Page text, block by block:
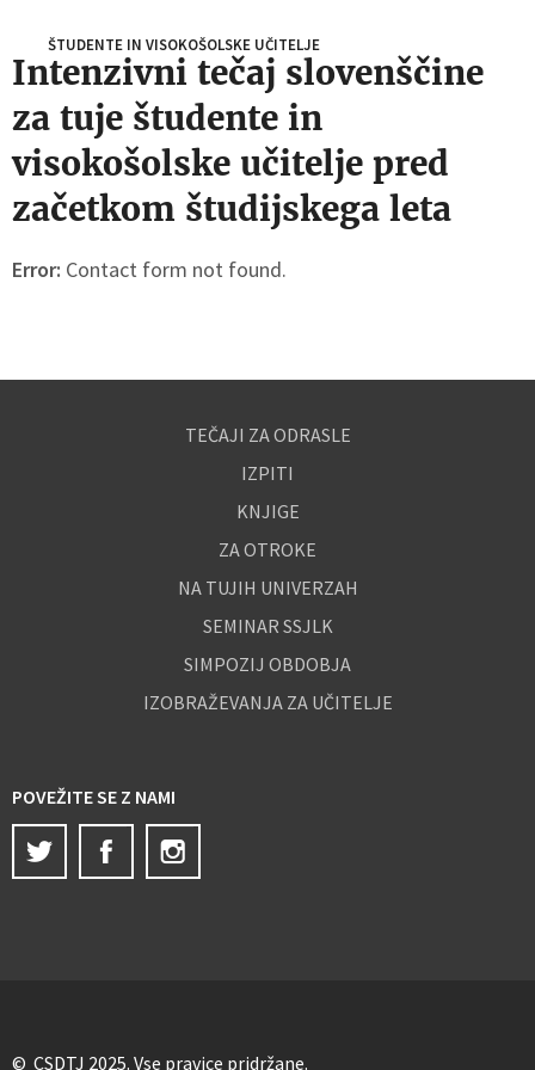
ŠTUDENTE IN VISOKOŠOLSKE UČITELJE
Intenzivni tečaj slovenščine
za tuje študente in
visokošolske učitelje pred
začetkom študijskega leta
Error: Contact form not found.
TEČAJI ZA ODRASLE
IZPITI
KNJIGE
ZA OTROKE
NA TUJIH UNIVERZAH
SEMINAR SSJLK
SIMPOZIJ OBDOBJA
IZOBRAŽEVANJA ZA UČITELJE
POVEŽITE SE Z NAMI
Twitter
Facebook
© CSDTJ 2025. Vse pravice pridržane.